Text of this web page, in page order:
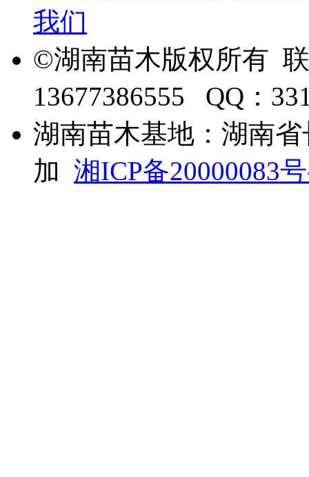
我们
©湖南苗木版权所有
13677386555 QQ：
湖南苗木基地：湖南
加 湘ICP备20000083